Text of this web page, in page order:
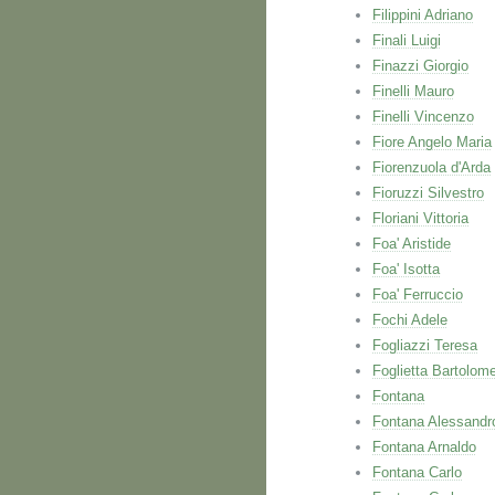
Filippini Adriano
Finali Luigi
Finazzi Giorgio
Finelli Mauro
Finelli Vincenzo
Fiore Angelo Maria
Fiorenzuola d'Arda
Fioruzzi Silvestro
Floriani Vittoria
Foa' Aristide
Foa' Isotta
Foa' Ferruccio
Fochi Adele
Fogliazzi Teresa
Foglietta
Fontana
Fontana
Fontana Arnaldo
Fontana Carlo